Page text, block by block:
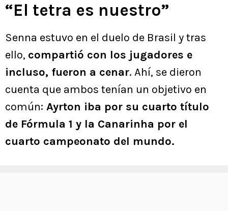
“El tetra es nuestro”
Senna estuvo en el duelo de Brasil y tras
ello, compartió con los jugadores e
incluso, fueron a cenar. Ahí, se dieron
cuenta que ambos tenían un objetivo en
común: Ayrton iba por su cuarto título
de Fórmula 1 y la Canarinha por el
cuarto campeonato del mundo.